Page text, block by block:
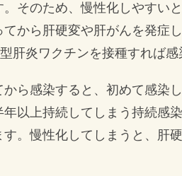
。そのため、慢性化しやすい
から肝硬変や肝がんを発症
肝炎ワクチンを接種すれば感
から感染すると、初めて感染
年以上持続してしまう持続感
す。慢性化してしまうと、肝